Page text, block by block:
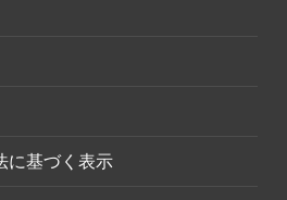
に基づく表示